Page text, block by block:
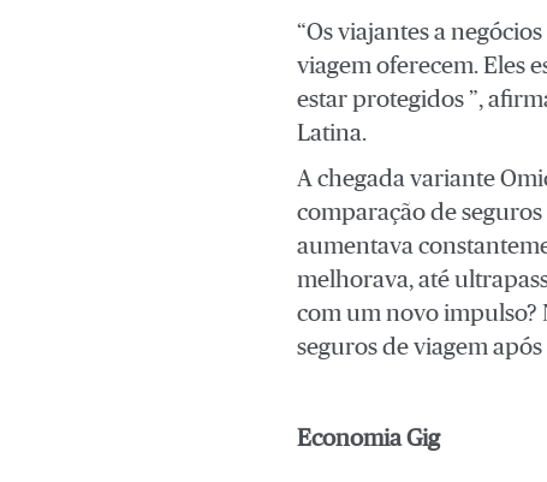
“Os viajantes a
viagem oferecem. Eles
estar protegidos ”,
Latina.
A chegada variante
comparação de
aumentava
melhorava, até
com um novo impulso?
seguros de viagem
Economia Gig